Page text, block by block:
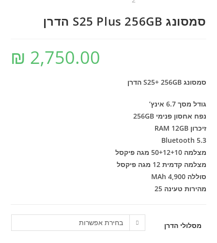
סמסונג S25 Plus 256GB⁩ הדרן⁩
₪ 2,750.00
סמסונג S25+ 256GB⁩ הדרן
גודל מסך 6.7 אינץ’
נפח אחסון פנימי 256GB
זיכרון RAM 12GB
Bluetooth 5.3
מצלמה 50+12+10 מגה פיקסל
מצלמה קדמית 12 מגה פיקסל
סוללה 4,900 MAh
מהירות טעינה 25
מסלולי הדרן בחירת אפשרות